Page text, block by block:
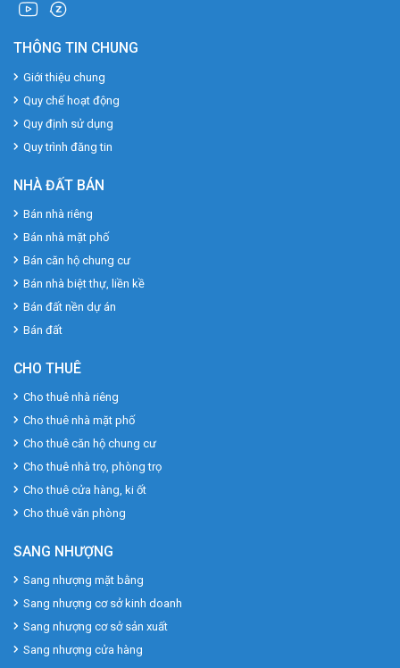
THÔNG TIN CHUNG
Giới thiệu chung
Quy chế hoạt động
Quy định sử dụng
Quy trình đăng tin
NHÀ ĐẤT BÁN
Bán nhà riêng
Bán nhà mặt phố
Bán căn hộ chung cư
Bán nhà biệt thự, liền kề
Bán đất nền dự án
Bán đất
CHO THUÊ
Cho thuê nhà riêng
Cho thuê nhà mặt phố
Cho thuê căn hộ chung cư
Cho thuê nhà trọ, phòng trọ
Cho thuê cửa hàng, ki ốt
Cho thuê văn phòng
SANG NHƯỢNG
Sang nhượng mặt bằng
Sang nhượng cơ sở kinh doanh
Sang nhượng cơ sở sản xuất
Sang nhượng cửa hàng